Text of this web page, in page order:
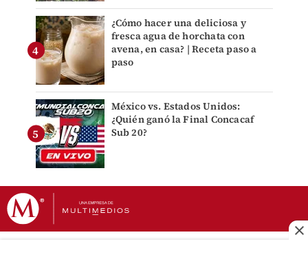
¿Cómo hacer una deliciosa y
fresca agua de horchata con
avena, en casa? | Receta paso a
paso
México vs. Estados Unidos:
¿Quién ganó la Final Concacaf
Sub 20?